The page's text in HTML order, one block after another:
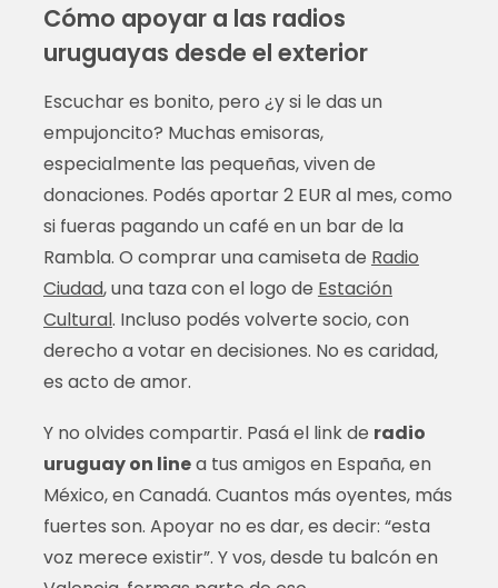
Cómo apoyar a las radios
uruguayas desde el exterior
Escuchar es bonito, pero ¿y si le das un
empujoncito? Muchas emisoras,
especialmente las pequeñas, viven de
donaciones. Podés aportar 2 EUR al mes, como
si fueras pagando un café en un bar de la
Rambla. O comprar una camiseta de Radio
Ciudad, una taza con el logo de Estación
Cultural. Incluso podés volverte socio, con
derecho a votar en decisiones. No es caridad,
es acto de amor.
Y no olvides compartir. Pasá el link de radio
uruguay on linea tus amigos en España, en
México, en Canadá. Cuantos más oyentes, más
fuertes son. Apoyar no es dar, es decir: “esta
voz merece existir”. Y vos, desde tu balcón en